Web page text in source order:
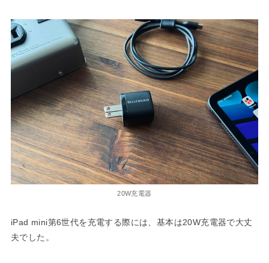
20W充電器
iPad mini第6世代を充電する際には、基本は20W充電器で大丈
夫でした。